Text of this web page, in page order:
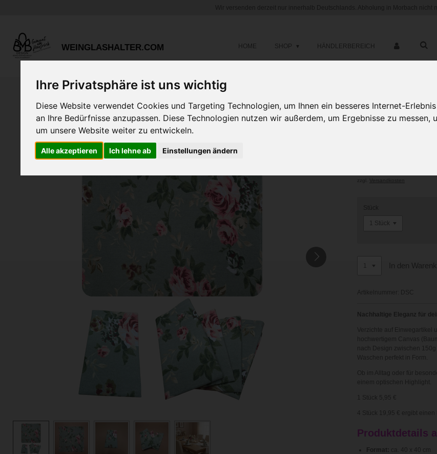
Ihre Privatsphäre ist uns wichtig
Diese Website verwendet Cookies und Targeting Technologien, um Ihnen ein besseres Internet-
an Ihre Bedürfnisse anzupassen. Diese Technologien nutzen wir außerdem, um Ergebnisse zu
um unsere Website weiter zu entwickeln.
Alle akzeptieren Ich lehne ab Einstellungen ändern
WEINGLASHALTER.COM HOME SHOP HÄNDLERBEREICH
Canvas
Versandkosten
In den
Artikelnummer: DSC
Nachhaltige Eleganz für
Verzichte auf
hochwertigem Canvas
nach Design zwischen
Waschen perfekt in Form.
Ob im Alltag oder für
einem optischen Highlight.
1 Stück 5,95 €
4 Stück 19,95 € ergibt
Produktdetails
Format: ca. 40 x 40 cm